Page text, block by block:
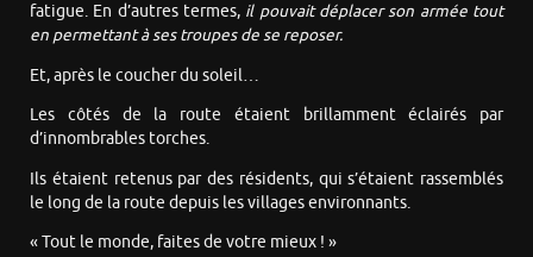
fatigue. En d’autres termes, il pouvait déplacer son armée tout
en permettant à ses troupes de se reposer.
Et, après le coucher du soleil…
Les côtés de la route étaient brillamment éclairés par
d’innombrables torches.
Ils étaient retenus par des résidents, qui s’étaient rassemblés
le long de la route depuis les villages environnants.
« Tout le monde, faites de votre mieux ! »